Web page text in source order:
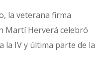
la veterana firma
Martí Herverá celebró
la IV y última parte de la